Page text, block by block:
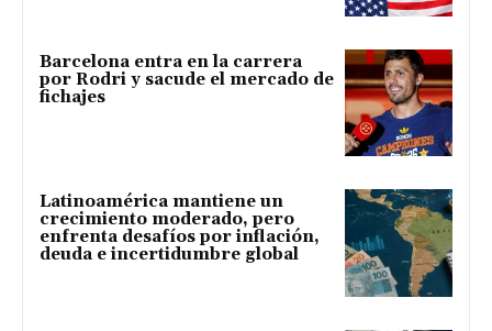
Barcelona entra en la carrera
por Rodri y sacude el mercado de
fichajes
Latinoamérica mantiene un
crecimiento moderado, pero
enfrenta desafíos por inflación,
deuda e incertidumbre global